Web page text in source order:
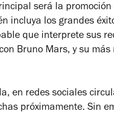
será la
incluya los grandes
que interprete sus
Bruno Mars, y su
en redes sociales
próximamente. Sin